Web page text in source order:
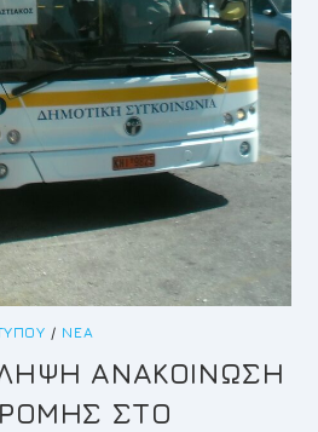
/ ΝΈΑ
ΑΝΑΚΟΙΝΩΣΗ
ΣΤΟ